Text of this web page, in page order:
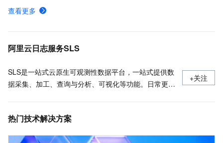
日志服务各地域接入地址-日志服务-阿里云
日志服务安装、运行、升级、卸载Logtail
查看更多
阿里云日志服务SLS
SLS是一站式云原生可观测性数据平台，一站式提供数
据采集、加工、查询与分析、可视化等功能。日常更新
+关注
热门技术解决方案